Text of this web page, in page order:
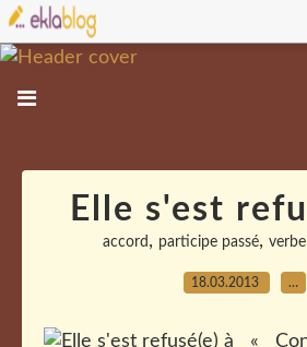
Elle s'est
accord , participe passé,
18.03.2013 …
«